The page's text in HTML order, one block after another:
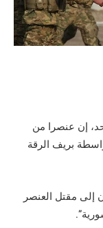
إن عنصرا من
بريف الرقة
إلى مقتل العنصر